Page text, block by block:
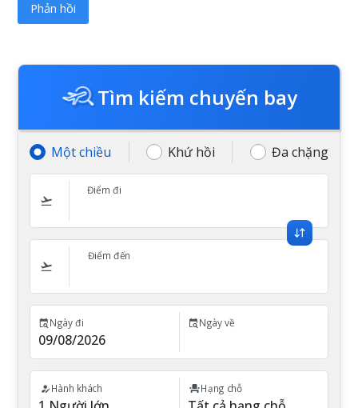
Tìm kiếm chuyến bay
Một chiều Khứ hồi Đa chặng
Điểm đi
Điểm đến
Ngày đi Ngày về
Hành khách Hạng chỗ